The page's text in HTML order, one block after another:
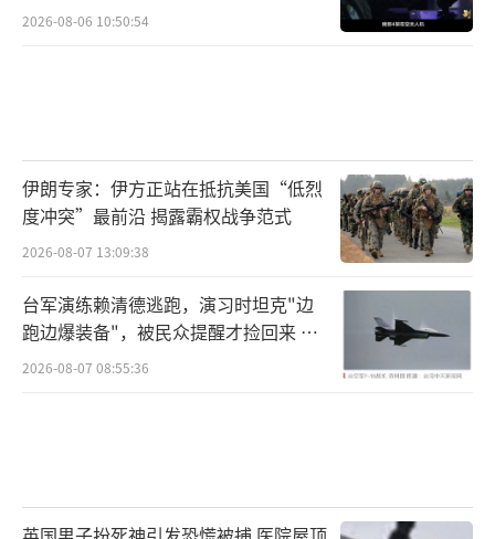
2026-08-06 10:50:54
伊朗专家：伊方正站在抵抗美国“低烈
度冲突”最前沿 揭露霸权战争范式
2026-08-07 13:09:38
台军演练赖清德逃跑，演习时坦克"边
跑边爆装备"，被民众提醒才捡回来 演
习状况频出引发关注
2026-08-07 08:55:36